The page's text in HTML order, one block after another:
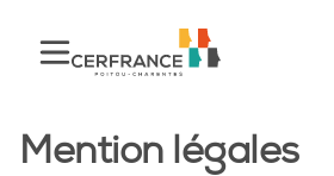
Mention légales